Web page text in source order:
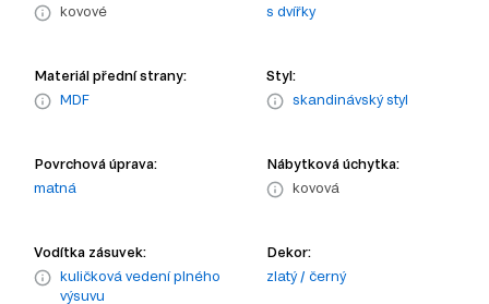
kovové
s dvířky
Materiál přední strany:
MDF
Styl:
skandinávský styl
Povrchová úprava:
matná
Nábytková úchytka:
kovová
Vodítka zásuvek:
kuličková vedení plného
výsuvu
Dekor:
zlatý / černý